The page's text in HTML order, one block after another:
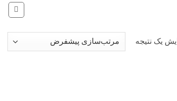
یک نتیجه